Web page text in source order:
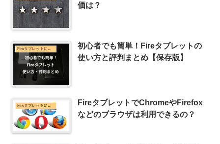
価は？
初心者でも簡単！Fireタブレットの
使い方と評判まとめ【保存版】
FireタブレットでChromeやFirefox
などのブラウザは利用できるの？